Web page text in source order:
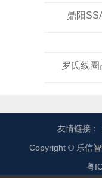
鼎阳
罗氏线
友情链接：
Copyright © 乐信
粤